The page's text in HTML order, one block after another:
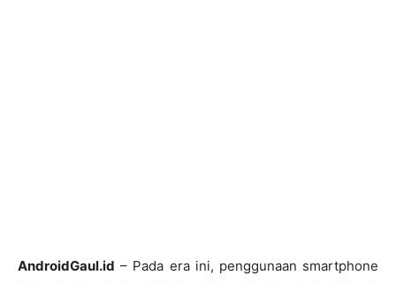
AndroidGaul.id – Pada era ini, penggunaan smartphone